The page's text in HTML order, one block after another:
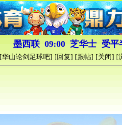
墨西联 09:00 芝华士 受平
[华山论剑足球吧] [回复] [跟帖] [关闭] [